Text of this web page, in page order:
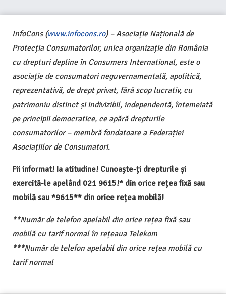
InfoCons (www.infocons.ro) – Asociație Națională de
Protecția Consumatorilor, unica organizație din România
cu drepturi depline în Consumers International, este o
asociație de consumatori neguvernamentală, apolitică,
reprezentativă, de drept privat, fără scop lucrativ, cu
patrimoniu distinct și indivizibil, independentă, întemeiată
pe principii democratice, ce apără drepturile
consumatorilor – membră fondatoare a Federației
Asociațiilor de Consumatori.
Fii informat! Ia atitudine! Cunoaște-ți drepturile și
exercită-le apelând 021 9615!* din orice rețea fixă sau
mobilă sau *9615** din orice rețea mobilă!
**Număr de telefon apelabil din orice rețea fixă sau
mobilă cu tarif normal în rețeaua Telekom
***Număr de telefon apelabil din orice rețea mobilă cu
tarif normal